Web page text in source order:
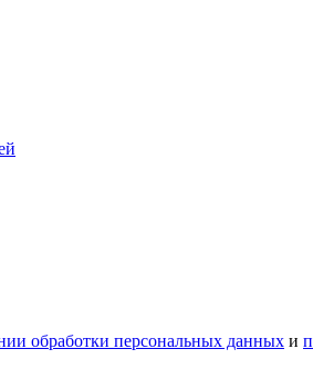
обработки персональных данных и